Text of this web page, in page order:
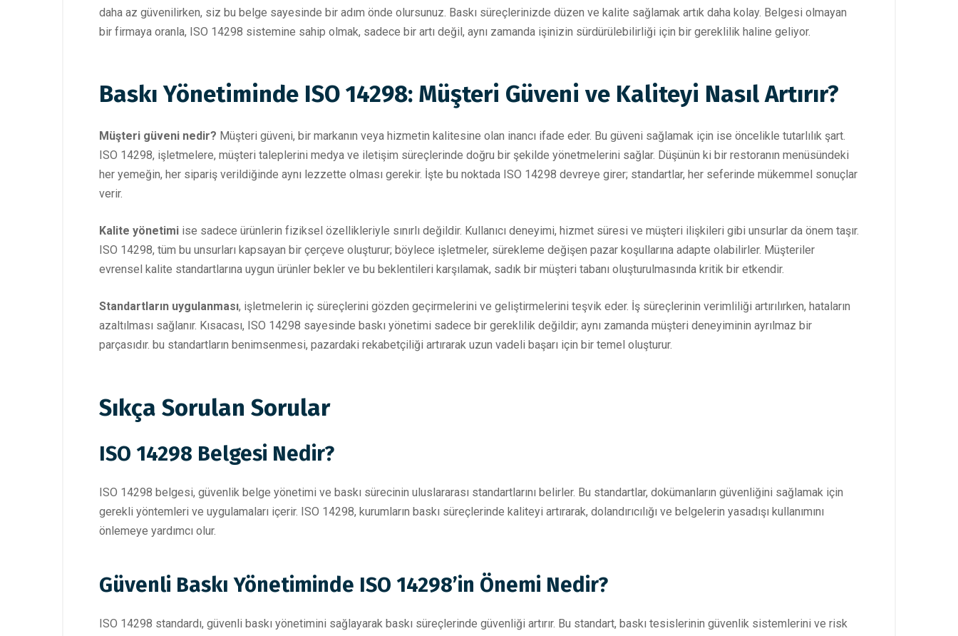
daha az güvenilirken, siz bu belge sayesinde bir adım önde olursunuz. Baskı süreçlerinizde düzen ve kalite sağlamak artık daha kolay. Belgesi olmayan
bir firmaya oranla, ISO 14298 sistemine sahip olmak, sadece bir artı değil, aynı zamanda işinizin sürdürülebilirliği için bir gereklilik haline geliyor.
Baskı Yönetiminde ISO 14298: Müşteri Güveni ve Kaliteyi Nasıl Artırır?
Müşteri güveni nedir? Müşteri güveni, bir markanın veya hizmetin kalitesine olan inancı ifade eder. Bu güveni sağlamak için ise öncelikle tutarlılık şart.
ISO 14298, işletmelere, müşteri taleplerini medya ve iletişim süreçlerinde doğru bir şekilde yönetmelerini sağlar. Düşünün ki bir restoranın menüsündeki
her yemeğin, her sipariş verildiğinde aynı lezzette olması gerekir. İşte bu noktada ISO 14298 devreye girer; standartlar, her seferinde mükemmel sonuçlar
verir.
Kalite yönetimi ise sadece ürünlerin fiziksel özellikleriyle sınırlı değildir. Kullanıcı deneyimi, hizmet süresi ve müşteri ilişkileri gibi unsurlar da önem taşır.
ISO 14298, tüm bu unsurları kapsayan bir çerçeve oluşturur; böylece işletmeler, sürekleme değişen pazar koşullarına adapte olabilirler. Müşteriler
evrensel kalite standartlarına uygun ürünler bekler ve bu beklentileri karşılamak, sadık bir müşteri tabanı oluşturulmasında kritik bir etkendir.
Standartların uygulanması, işletmelerin iç süreçlerini gözden geçirmelerini ve geliştirmelerini teşvik eder. İş süreçlerinin verimliliği artırılırken, hataların
azaltılması sağlanır. Kısacası, ISO 14298 sayesinde baskı yönetimi sadece bir gereklilik değildir; aynı zamanda müşteri deneyiminin ayrılmaz bir
parçasıdır. bu standartların benimsenmesi, pazardaki rekabetçiliği artırarak uzun vadeli başarı için bir temel oluşturur.
Sıkça Sorulan Sorular
ISO 14298 Belgesi Nedir?
ISO 14298 belgesi, güvenlik belge yönetimi ve baskı sürecinin uluslararası standartlarını belirler. Bu standartlar, dokümanların güvenliğini sağlamak için
gerekli yöntemleri ve uygulamaları içerir. ISO 14298, kurumların baskı süreçlerinde kaliteyi artırarak, dolandırıcılığı ve belgelerin yasadışı kullanımını
önlemeye yardımcı olur.
Güvenli Baskı Yönetiminde ISO 14298’in Önemi Nedir?
ISO 14298 standardı, güvenli baskı yönetimini sağlayarak baskı süreçlerinde güvenliği artırır. Bu standart, baskı tesislerinin güvenlik sistemlerini ve risk